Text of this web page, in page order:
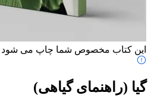
این کتاب مخصوص شما چاپ می شود
گیا (راهنمای گیاهی)